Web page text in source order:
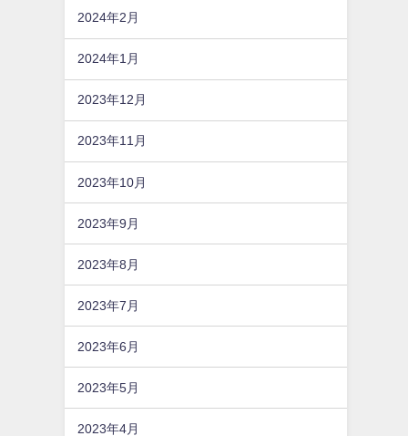
2024年2月
2024年1月
2023年12月
2023年11月
2023年10月
2023年9月
2023年8月
2023年7月
2023年6月
2023年5月
2023年4月